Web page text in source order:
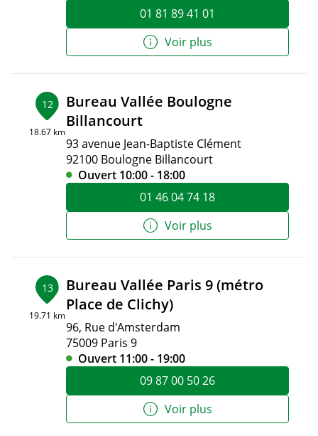
01 81 89 41 01
Voir plus
12
18.67 km
Bureau Vallée Boulogne
Billancourt
93 avenue Jean-Baptiste Clément
92100 Boulogne Billancourt
Ouvert 10:00 - 18:00
01 46 04 74 18
Voir plus
13
19.71 km
Bureau Vallée Paris 9 (métro
Place de Clichy)
96, Rue d'Amsterdam
75009 Paris 9
Ouvert 11:00 - 19:00
09 87 00 50 26
Voir plus